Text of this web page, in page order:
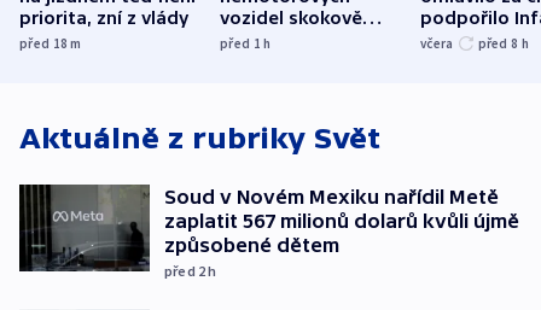
priorita, zní z vlády
před 18m
vozidel skokově
přibylo, nejvíc ve
před 1h
podpořilo
UEFA trvá na
včera před 8 h
Aktuálně z rubriky Svět
Soud v Novém Mexiku nařídil Metě
zaplatit 567 milionů dolarů kvůli újmě
způsobené dětem
před 2h